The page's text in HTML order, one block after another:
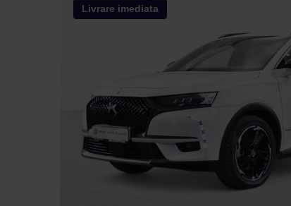
Livrare imediata